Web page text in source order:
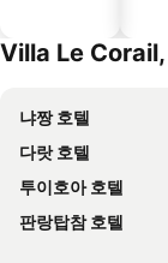
Villa Le
냐짱 호텔
다랏 호텔
투이호아 호텔
판랑탑참 호텔